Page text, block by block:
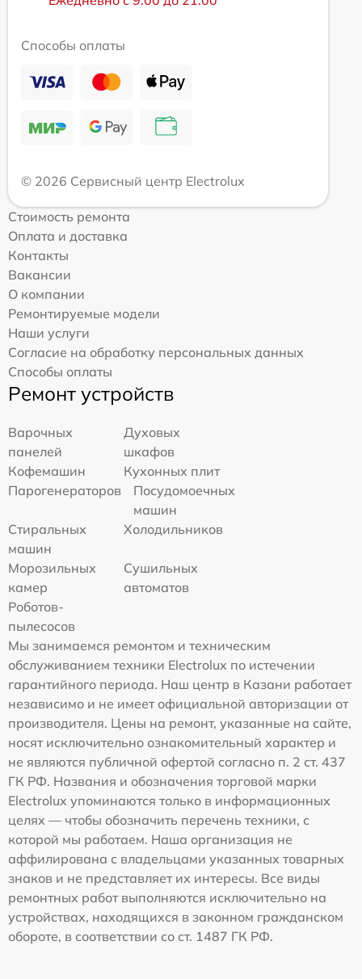
Способы оплаты
© 2026 Сервисный центр Electrolux
Стоимость ремонта
Оплата и доставка
Контакты
Вакансии
О компании
Ремонтируемые модели
Наши услуги
Согласие на обработку персональных данных
Способы оплаты
Ремонт устройств
Варочных
панелей
Духовых
шкафов
Кофемашин
Кухонных плит
Парогенераторов
Посудомоечных
машин
Стиральных
машин
Холодильников
Морозильных
камер
Сушильных
автоматов
Роботов-
пылесосов
Мы занимаемся ремонтом и техническим
обслуживанием техники Electrolux по истечении
гарантийного периода. Наш центр в Казани работает
независимо и не имеет официальной авторизации от
производителя. Цены на ремонт, указанные на сайте,
носят исключительно ознакомительный характер и
не являются публичной офертой согласно п. 2 ст. 437
ГК РФ. Названия и обозначения торговой марки
Electrolux упоминаются только в информационных
целях — чтобы обозначить перечень техники, с
которой мы работаем. Наша организация не
аффилирована с владельцами указанных товарных
знаков и не представляет их интересы. Все виды
ремонтных работ выполняются исключительно на
устройствах, находящихся в законном гражданском
обороте, в соответствии со ст. 1487 ГК РФ.